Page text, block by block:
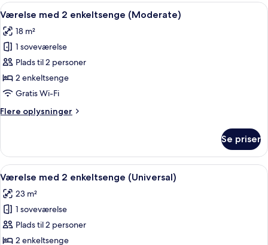
Indlæs
alle
billeder
af
Værelse
med
2
(Moderate)
Værelse med 2 enkeltsenge
6
Værelse med 2 enkeltsenge (Moderate)
18 m²
1 soveværelse
Plads til 2 personer
2 enkeltsenge
Gratis Wi-Fi
Flere oplysninger
Flere
med
enkeltsenge
Se priser
Indlæs
alle
billeder
af
Værelse
med
Et moderne hotelværelse med to
5
Værelse med 2 enkeltsenge (Universal)
23 m²
1 soveværelse
Plads til 2 personer
2 enkeltsenge